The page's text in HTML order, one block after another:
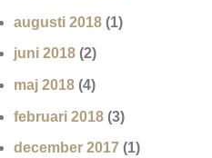
augusti 2018 (1)
juni 2018 (2)
maj 2018 (4)
februari 2018 (3)
december 2017 (1)